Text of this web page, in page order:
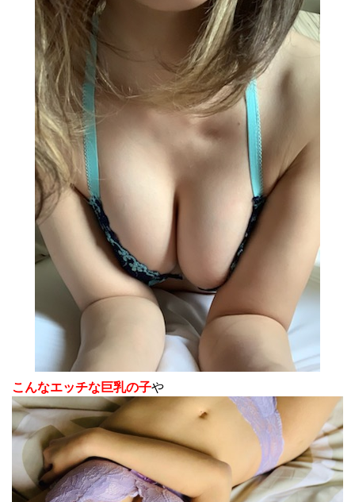
こんなエッチな巨乳の子や